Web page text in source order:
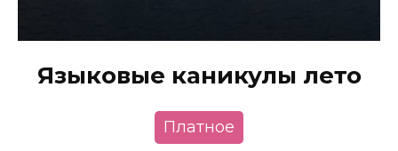
Языковые каникулы лето
Платное